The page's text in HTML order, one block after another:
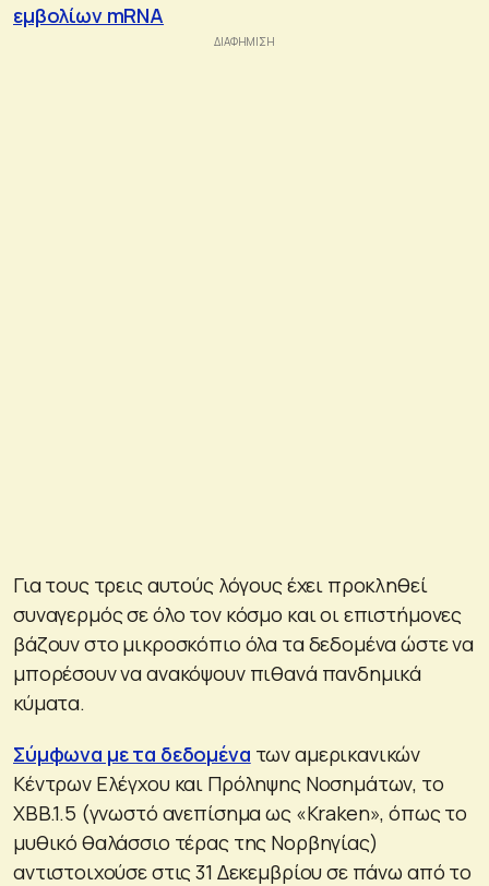
εμβολίων mRNA
Για τους τρεις αυτούς λόγους έχει προκληθεί
συναγερμός σε όλο τον κόσμο και οι επιστήμονες
βάζουν στο μικροσκόπιο όλα τα δεδομένα ώστε να
μπορέσουν να ανακόψουν πιθανά πανδημικά
κύματα.
Σύμφωνα με τα δεδομένα των αμερικανικών
Κέντρων Ελέγχου και Πρόληψης Νοσημάτων, το
XBB.1.5 (γνωστό ανεπίσημα ως «Kraken», όπως το
μυθικό θαλάσσιο τέρας της Νορβηγίας)
αντιστοιχούσε στις 31 Δεκεμβρίου σε πάνω από το